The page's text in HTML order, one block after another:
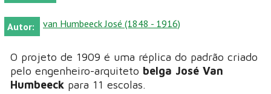
Autor: van Humbeeck José (1848 - 1916)
O projeto de 1909 é uma réplica do padrão criado
pelo engenheiro-arquiteto belga José Van
Humbeeck para 11 escolas.